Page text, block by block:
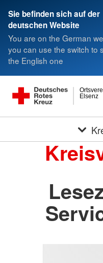
Sie befinden sich auf der
deutschen Website
You are on the German
you can use the switch to
the English one
Elsenz